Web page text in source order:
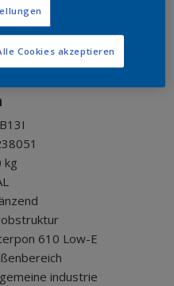
im Webshop
kg
610 Low-E
industrie
Cookies akzeptieren